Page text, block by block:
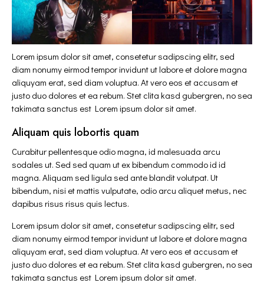
Lorem ipsum dolor sit amet, consetetur sadipscing elitr, sed
diam nonumy eirmod tempor invidunt ut labore et dolore magna
aliquyam erat, sed diam voluptua. At vero eos et accusam et
justo duo dolores et ea rebum. Stet clita kasd gubergren, no sea
takimata sanctus est Lorem ipsum dolor sit amet.
Aliquam quis lobortis quam
Curabitur pellentesque odio magna, id malesuada arcu
sodales ut. Sed sed quam ut ex bibendum commodo id id
magna. Aliquam sed ligula sed ante blandit volutpat. Ut
bibendum, nisi et mattis vulputate, odio arcu aliquet metus, nec
dapibus risus risus quis lectus.
Lorem ipsum dolor sit amet, consetetur sadipscing elitr, sed
diam nonumy eirmod tempor invidunt ut labore et dolore magna
aliquyam erat, sed diam voluptua. At vero eos et accusam et
justo duo dolores et ea rebum. Stet clita kasd gubergren, no sea
takimata sanctus est Lorem ipsum dolor sit amet.